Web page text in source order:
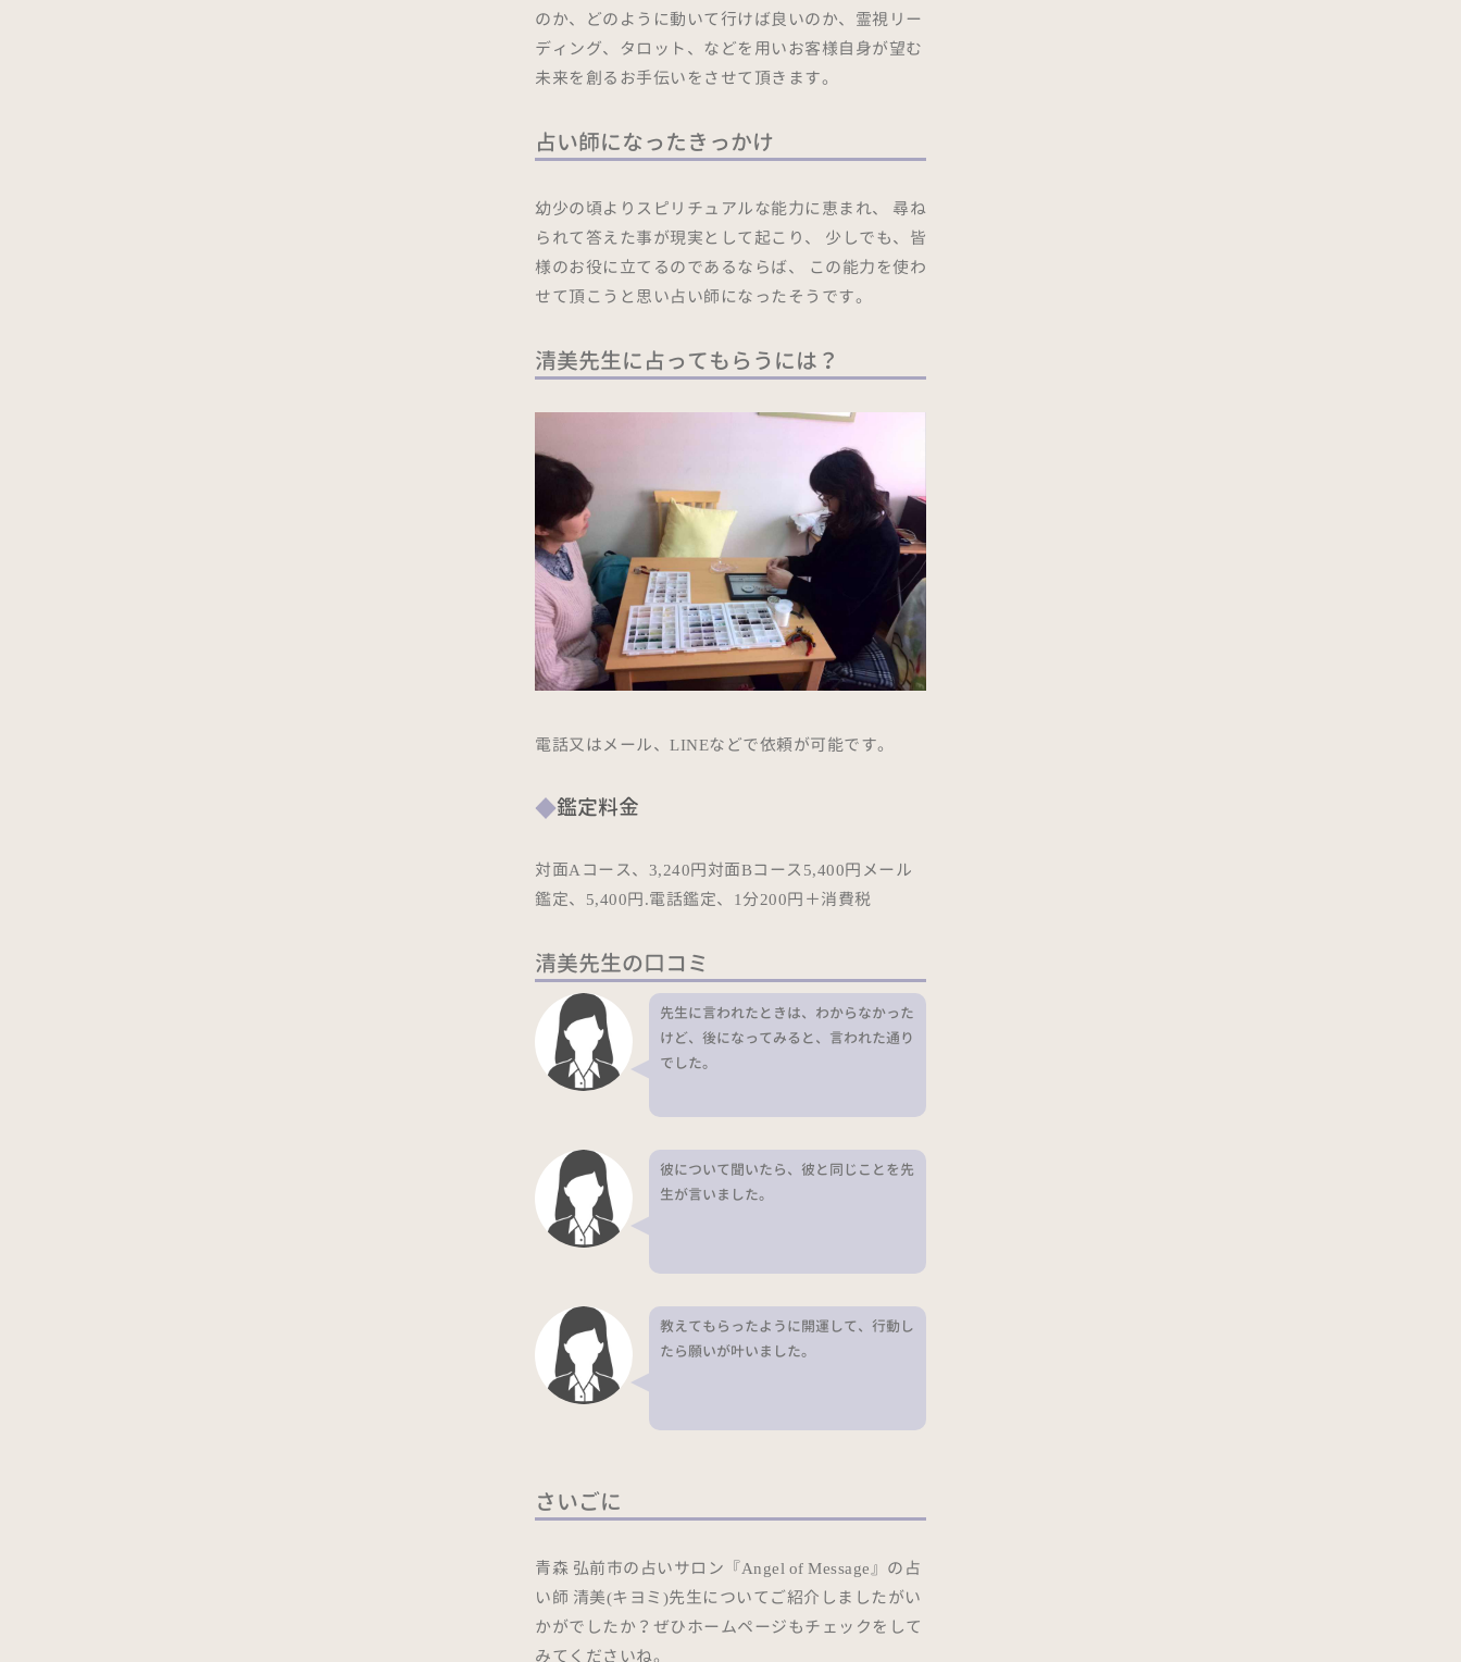
のか、どのように動いて行けば良いのか、霊視リー
ディング、タロット、などを用いお客様自身が望む
未来を創るお手伝いをさせて頂きます。
占い師になったきっかけ
幼少の頃よりスピリチュアルな能力に恵まれ、 尋ね
られて答えた事が現実として起こり、 少しでも、皆
様のお役に立てるのであるならば、 この能力を使わ
せて頂こうと思い占い師になったそうです。
清美先生に占ってもらうには？
電話又はメール、LINEなどで依頼が可能です。
鑑定料金
対面Aコース、3,240円対面Bコース5,400円メール
鑑定、5,400円.電話鑑定、1分200円＋消費税
清美先生の口コミ
先生に言われたときは、わからなかった
けど、後になってみると、言われた通り
でした。
彼について聞いたら、彼と同じことを先
生が言いました。
教えてもらったように開運して、行動し
たら願いが叶いました。
さいごに
青森 弘前市の占いサロン『Angel of Message』の占
い師 清美(キヨミ)先生についてご紹介しましたがい
かがでしたか？ぜひホームページもチェックをして
みてくださいね。